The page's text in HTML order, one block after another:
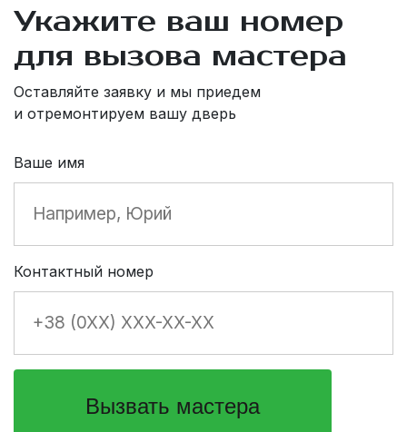
Укажите ваш номер
для вызова мастера
Оставляйте заявку и мы приедем
и отремонтируем вашу дверь
Ваше имя
Контактный номер